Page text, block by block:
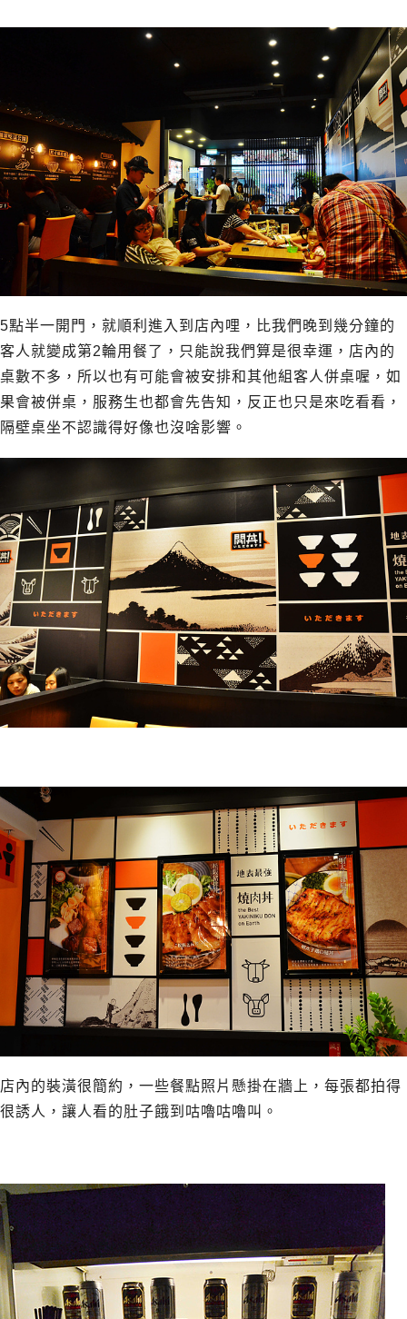
5點半一開門，就順利進入到店內哩，比我們晚到幾分鐘的
客人就變成第2輪用餐了，只能說我們算是很幸運，店內的
桌數不多，所以也有可能會被安排和其他組客人併桌喔，如
果會被併桌，服務生也都會先告知，反正也只是來吃看看，
隔壁桌坐不認識得好像也沒啥影響。
店內的裝潢很簡約，一些餐點照片懸掛在牆上，每張都拍得
很誘人，讓人看的肚子餓到咕嚕咕嚕叫。